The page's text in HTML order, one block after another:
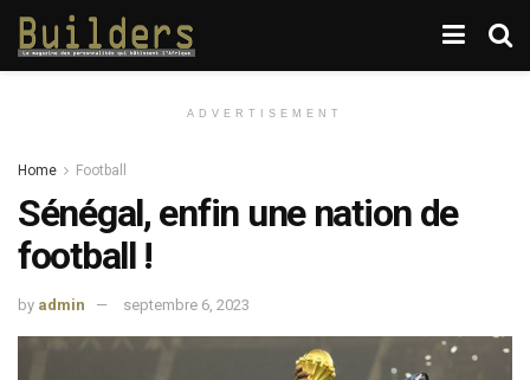
ADVERTISEMENT
Home Football
Sénégal, enfin une nation de
football !
by admin septembre 6, 2023